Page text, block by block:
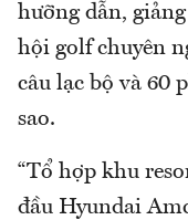
hưỡng dẫn,
hội golf chuyên
câu lạc bộ và 60
sao.
“Tổ hợp khu
đầu Hyundai